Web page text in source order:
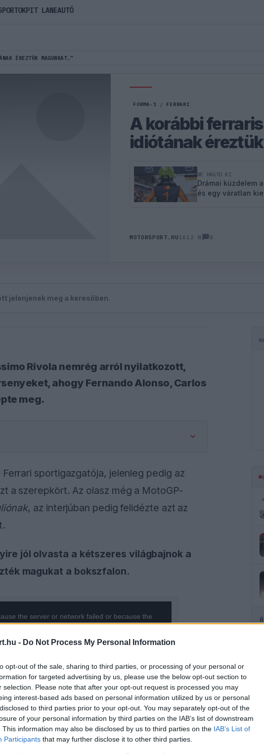
- Do Not Process My Personal Information
opt-out of the sale, sharing to third parties, or processing of your personal or
for targeted advertising by us, please use the below opt-out section to
selection. Please note that after your opt-out request is processed you may
interest-based ads based on personal information utilized by us or personal
to third parties prior to your opt-out. You may separately opt-out of the
of your personal information by third parties on the IAB’s list of downstream
This information may also be disclosed by us to third parties on the IAB’s List of
Participants that may further disclose it to other third parties.
ÉREZTÜK MAGUNKAT…”
FORMA-1 / FERRARI
A korábbi
idiótának
NE HAGYD KI
Drámai küzdelem
és egy váratlan
MOTORSPORT.HU 1612 N 0
jelenjenek meg a keresőben.
Rivola nemrég arról nyilatkozott,
ahogy Fernando Alonso, Carlos
meg.
sportigazgatója, jelenleg pedig az
a szerepkört. Az olasz még a MotoGP-
, az interjúban pedig felidézte azt az
jól olvasta a kétszeres világbajnok a
magukat a bokszfalon.
the server or network failed or because the
supported.
PIT LANEAUTÓ